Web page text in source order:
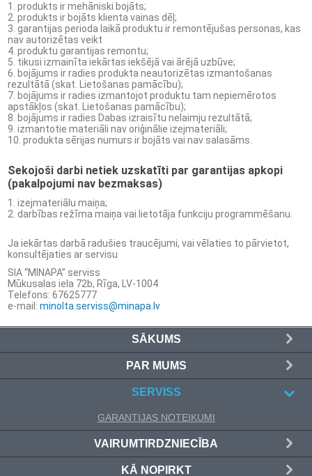
produkts ir mehāniski bojāts;
produkts ir bojāts klienta vainas dēļ;
garantijas perioda laikā produktu ir remontējušas personas, kas
nav autorizētas veikt
produktu garantijas remontu;
tikusi izmainīta iekārtas iekšējā vai ārējā uzbūve;
bojājums ir radies produkta neautorizētas izmantošanas
rezultātā (skat. Lietošanas pamācību);
bojājums ir radies izmantojot produktu tam nepiemērotos
apstākļos (skat. Lietošanas pamācību);
bojājums ir radies Dabas izraisītu nelaimju rezultātā;
izmantotie materiāli nav oriģinālie izejmateriāli;
produkta sērijas numurs ir bojāts vai nav salasāms.
Sekojoši darbi netiek uzskatīti par garantijas apkopi
(pakalpojumi nav bezmaksas)
izejmateriālu maiņa;
darbības režīma maiņa vai lietotāja funkciju programmēšanu.
Ja iekārtas darbā radušies traucējumi, vai vēlaties to pārvietot,
konsultējaties ar servisu
SIA “MINAPA” serviss
Mūkusalas iela 72b, Rīga, LV-1004
Telefons: 67625777
e-mail: minolta.serviss@minapa.lv
SĀKUMS
PAR MUMS
SERVISS
GARANTIJAS NOTEIKUMI
VAIRUMTIRDZNIECĪBA
KĀ NOPIRKT
Ielogoties
Reģistrēties